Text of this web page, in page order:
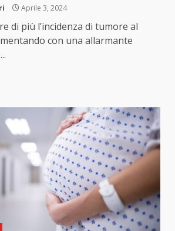
Aprile 3, 2024
di più l’incidenza di tumore al
con una allarmante